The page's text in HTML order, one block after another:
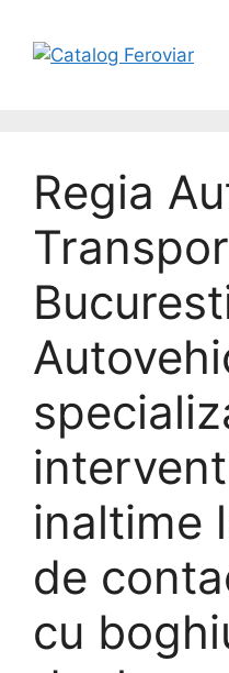
Regia
inaltime
de
cu